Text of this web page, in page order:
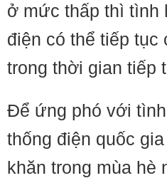
ở mức thấp thì tình
điện có thể tiếp tục
trong thời gian tiếp
Để ứng phó với
thống điện quốc
khăn trong mùa hè